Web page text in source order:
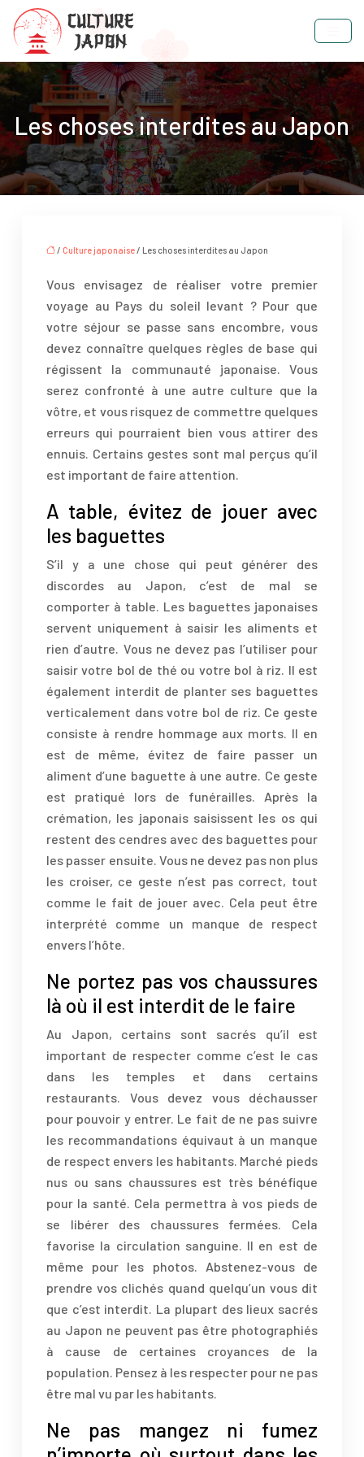
Les choses interdites au Japon
/ Culture japonaise/ Les choses interdites au Japon
Vous envisagez de réaliser votre premier
voyage au Pays du soleil levant ? Pour que
votre séjour se passe sans encombre, vous
devez connaître quelques règles de base qui
régissent la communauté japonaise. Vous
serez confronté à une autre culture que la
vôtre, et vous risquez de commettre quelques
erreurs qui pourraient bien vous attirer des
ennuis. Certains gestes sont mal perçus qu’il
est important de faire attention.
A table, évitez de jouer avec
les baguettes
S’il y a une chose qui peut générer des
discordes au Japon, c’est de mal se
comporter à table. Les baguettes japonaises
servent uniquement à saisir les aliments et
rien d’autre. Vous ne devez pas l’utiliser pour
saisir votre bol de thé ou votre bol à riz. Il est
également interdit de planter ses baguettes
verticalement dans votre bol de riz. Ce geste
consiste à rendre hommage aux morts. Il en
est de même, évitez de faire passer un
aliment d’une baguette à une autre. Ce geste
est pratiqué lors de funérailles. Après la
crémation, les japonais saisissent les os qui
restent des cendres avec des baguettes pour
les passer ensuite. Vous ne devez pas non plus
les croiser, ce geste n’est pas correct, tout
comme le fait de jouer avec. Cela peut être
interprété comme un manque de respect
envers l’hôte.
Ne portez pas vos chaussures
là où il est interdit de le faire
Au Japon, certains sont sacrés qu’il est
important de respecter comme c’est le cas
dans les temples et dans certains
restaurants. Vous devez vous déchausser
pour pouvoir y entrer. Le fait de ne pas suivre
les recommandations équivaut à un manque
de respect envers les habitants. Marché pieds
nus ou sans chaussures est très bénéfique
pour la santé. Cela permettra à vos pieds de
se libérer des chaussures fermées. Cela
favorise la circulation sanguine. Il en est de
même pour les photos. Abstenez-vous de
prendre vos clichés quand quelqu’un vous dit
que c’est interdit. La plupart des lieux sacrés
au Japon ne peuvent pas être photographiés
à cause de certaines croyances de la
population. Pensez à les respecter pour ne pas
être mal vu par les habitants.
Ne pas mangez ni fumez